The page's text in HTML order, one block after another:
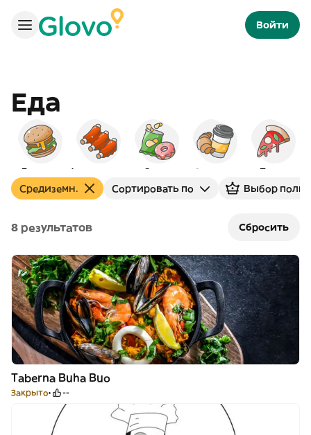
Войти
Еда
Бургеры Снэки Завтраки Пицца
Средиземн. Сортировать по Выбор
8 результатов Сбросить
Taberna Buha Buo
Закрыто --